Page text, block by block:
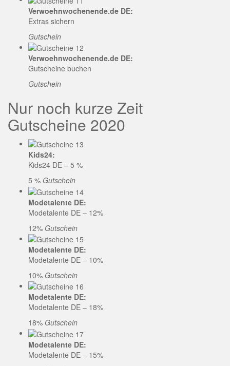
Verwoehnwochenende.de DE:
Extras sichern
Gutschein
Verwoehnwochenende.de DE:
Gutscheine buchen
Gutschein
Nur noch kurze Zeit
Gutscheine 2020
Kids24:
Kids24 DE – 5 %
5 % Gutschein
Modetalente DE:
Modetalente DE – 12%
12% Gutschein
Modetalente DE:
Modetalente DE – 10%
10% Gutschein
Modetalente DE:
Modetalente DE – 18%
18% Gutschein
Modetalente DE:
Modetalente DE – 15%